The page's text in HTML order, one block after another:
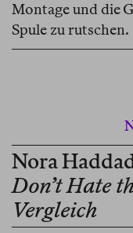
Montage und die
Spule zu rutschen.
Nora
Don’t Hate
Vergleich